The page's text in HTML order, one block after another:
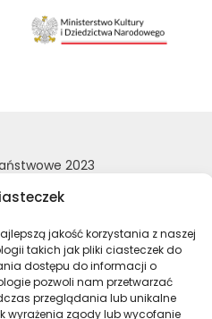
jakość korzystania z naszej
takich jak pliki ciasteczek do
dostępu do informacji o
pozwoli nam przetwarzać
przeglądania lub unikalne
wyrażenia zgody lub wycofanie
2023
dostępności